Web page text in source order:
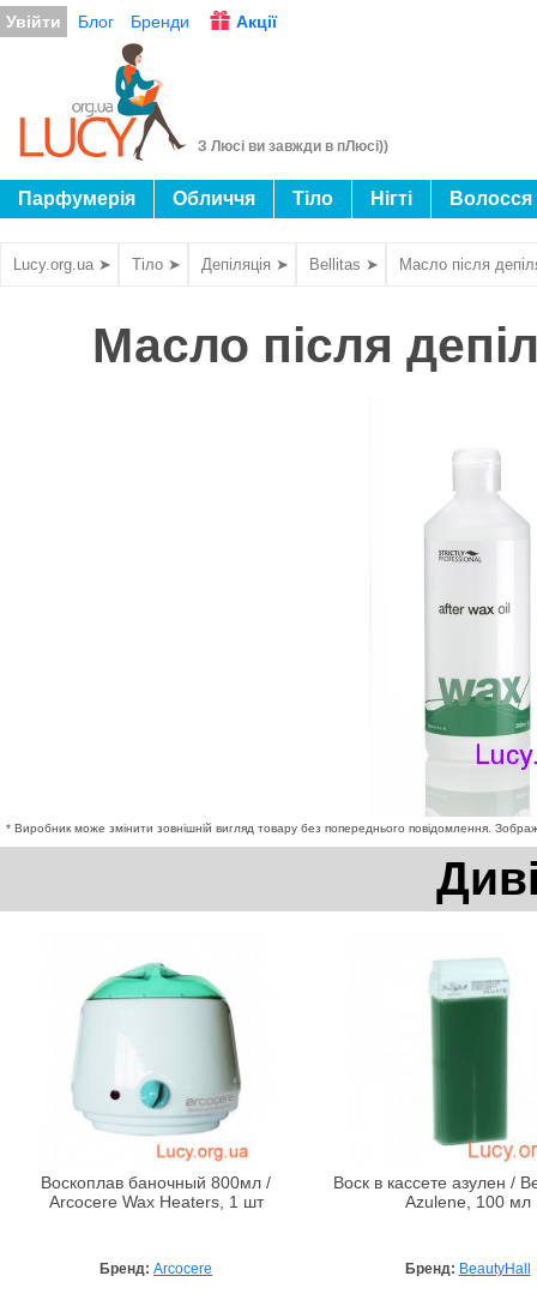
Увійти Блог Бренди Акції
З Люсі ви завжди в пЛюсі))
Парфумерія Обличчя Тіло Нігті Волосся
Lucy.org.ua ➤ Тіло ➤ Депіляція ➤ Bellitas ➤ Масло після
Масло після
* Виробник може змінити зовнішній вигляд товару без попереднього повідомлення.
Воскоплав баночный 800мл /
Arcocere Wax Heaters, 1 шт
Бренд: Arcocere
Воск в кассете азулен /
Azulene, 100 мл
Бренд: BeautyHall